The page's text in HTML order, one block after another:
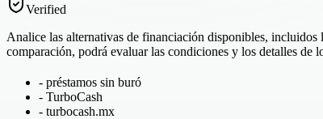
Verified
Analice las alternativas de financiación disponibles,
comparación, podrá evaluar las condiciones y los detalles de
- préstamos sin buró
- TurboCash
- turbocash.mx